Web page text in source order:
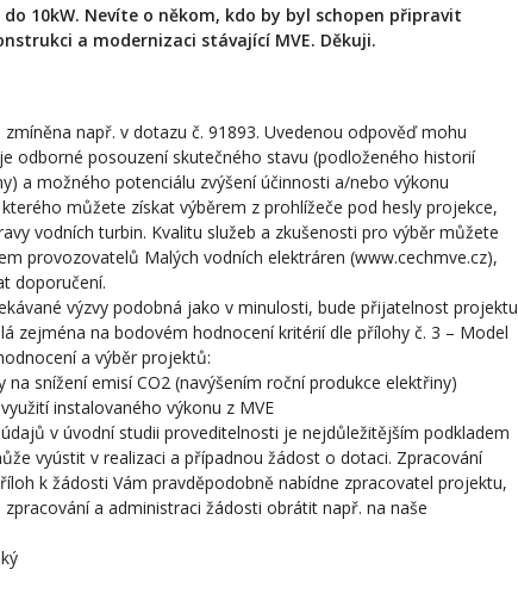
10kW. Nevíte o někom, kdo by byl schopen připravit
a modernizaci stávající MVE. Děkuji.
např. v dotazu č. 91893. Uvedenou odpověď mohu
odborné posouzení skutečného stavu (podloženého historií
a možného potenciálu zvýšení účinnosti a/nebo výkonu
můžete získat výběrem z prohlížeče pod hesly projekce,
vodních turbin. Kvalitu služeb a zkušenosti pro výběr můžete
provozovatelů Malých vodních elektráren (www.cechmve.cz),
doporučení.
výzvy podobná jako v minulosti, bude přijatelnost projektu
zejména na bodovém hodnocení kritérií dle přílohy č. 3 – Model
a výběr projektů:
na snížení emisí CO2 (navýšením roční produkce elektřiny)
instalovaného výkonu z MVE
v úvodní studii proveditelnosti je nejdůležitějším podkladem
vyústit v realizaci a případnou žádost o dotaci. Zpracování
k žádosti Vám pravděpodobně nabídne zpracovatel projektu,
a administraci žádosti obrátit např. na naše